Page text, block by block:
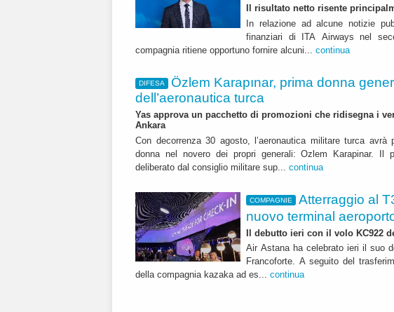
Il risultato netto risente
In relazione ad alcune notizie
finanziari di ITA Airways nel
compagnia ritiene opportuno fornire alcuni... continua
DIFESA
Özlem Karapınar, prima donna
dell’aeronautica turca
Yas approva un pacchetto di promozioni che ridisegna i
Ankara
Con decorrenza 30 agosto, l’aeronautica militare turca
donna nel novero dei propri generali: Ozlem Karapinar. Il
deliberato dal consiglio militare sup... continua
COMPAGNIE
Atterraggio al
nuovo terminal
Il debutto ieri con il volo KC922
Air Astana ha celebrato ieri il suo
Francoforte. A seguito del
della compagnia kazaka ad es... continua